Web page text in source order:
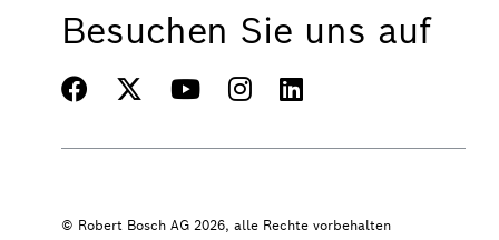
Besuchen Sie uns auf
© Robert Bosch AG 2026, alle Rechte vorbehalten